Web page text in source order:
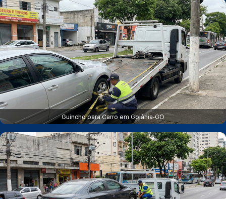
Guincho para Carro em Goiânia‑GO